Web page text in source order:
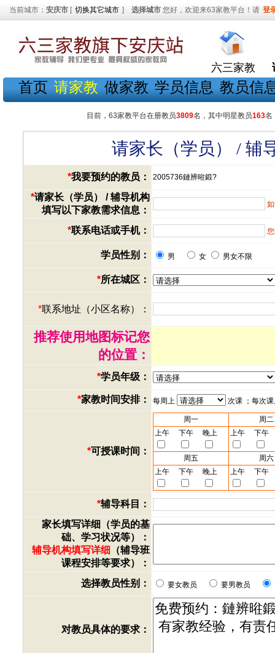
当前城市： 安庆市 [ 切换其它城市 ] 选择城市 您好，欢迎来63家教平台！请 登
六三家教
首页 请家教 做家教 学员信息 教员信
目前，63家教平台在册教员3809名，其中明星教员163名
请家长（学员） / 辅
*我要预约的教员： 2005736鏈辨暀鍛?
*请家长（学员） / 辅导机构
填写以下家教需求信息：
*联系电话或手机：
学员性别： 男 女 男女不限
*所在城区：
*联系地址（小区名称）：
推荐使用地图标记您
的位置：
*学员年级：
*家教时间安排： 每周上 次课 ；每次
*可授课时间：
周一
周二
上午
下午 晚上 上午 下午
周五
周六
上午
下午 晚上 上午 下午
*辅导科目：
家长填写详细（学员的基
础、学习状况等）：
辅导机构填写详细 （辅导班
课程安排等要求）：
选择教员性别：
要女教员 要男教员
对教员具体的要求：